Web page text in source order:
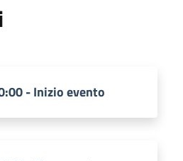
- Inizio evento